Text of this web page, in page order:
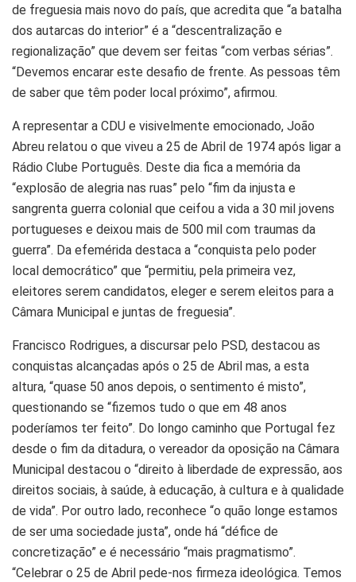
de freguesia mais novo do país, que acredita que “a batalha
dos autarcas do interior” é a “descentralização e
regionalização” que devem ser feitas “com verbas sérias”.
“Devemos encarar este desafio de frente. As pessoas têm
de saber que têm poder local próximo”, afirmou.
A representar a CDU e visivelmente emocionado, João
Abreu relatou o que viveu a 25 de Abril de 1974 após ligar a
Rádio Clube Português. Deste dia fica a memória da
“explosão de alegria nas ruas” pelo “fim da injusta e
sangrenta guerra colonial que ceifou a vida a 30 mil jovens
portugueses e deixou mais de 500 mil com traumas da
guerra”. Da efemérida destaca a “conquista pelo poder
local democrático” que “permitiu, pela primeira vez,
eleitores serem candidatos, eleger e serem eleitos para a
Câmara Municipal e juntas de freguesia”.
Francisco Rodrigues, a discursar pelo PSD, destacou as
conquistas alcançadas após o 25 de Abril mas, a esta
altura, “quase 50 anos depois, o sentimento é misto”,
questionando se “fizemos tudo o que em 48 anos
poderíamos ter feito”. Do longo caminho que Portugal fez
desde o fim da ditadura, o vereador da oposição na Câmara
Municipal destacou o “direito à liberdade de expressão, aos
direitos sociais, à saúde, à educação, à cultura e à qualidade
de vida”. Por outro lado, reconhece “o quão longe estamos
de ser uma sociedade justa”, onde há “défice de
concretização” e é necessário “mais pragmatismo”.
“Celebrar o 25 de Abril pede-nos firmeza ideológica. Temos